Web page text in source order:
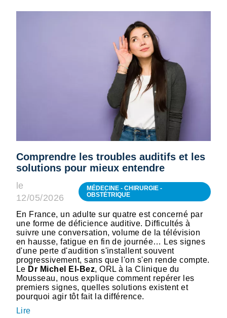
Comprendre les troubles auditifs et les
solutions pour mieux entendre
le
12/05/2026
MÉDECINE - CHIRURGIE -
OBSTÉTRIQUE
En France, un adulte sur quatre est concerné par
une forme de déficience auditive. Difficultés à
suivre une conversation, volume de la télévision
en hausse, fatigue en fin de journée… Les signes
d'une perte d'audition s'installent souvent
progressivement, sans que l'on s'en rende compte.
Le Dr Michel El-Bez, ORL à la Clinique du
Mousseau, nous explique comment repérer les
premiers signes, quelles solutions existent et
pourquoi agir tôt fait la différence.
Lire